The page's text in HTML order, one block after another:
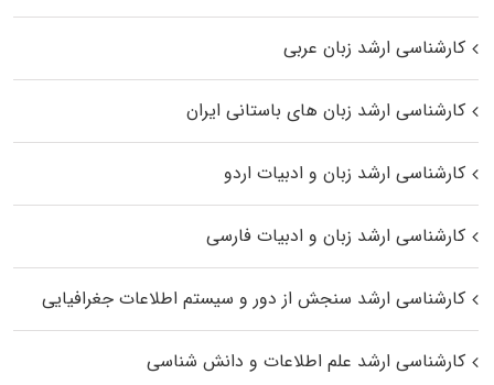
کارشناسی ارشد زبان عربی
کارشناسی ارشد زبان‌ های باستانی ایران
کارشناسی ارشد زبان و ادبیات اردو
کارشناسی ارشد زبان و ادبیات فارسی
کارشناسی ارشد سنجش از دور و سیستم اطلاعات جغرافیایی
کارشناسی ارشد علم اطلاعات و دانش شناسی